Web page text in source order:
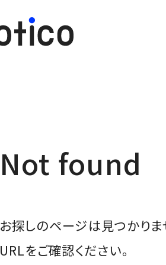
Not found
お探しのページは見つかりま
URLをご確認ください。